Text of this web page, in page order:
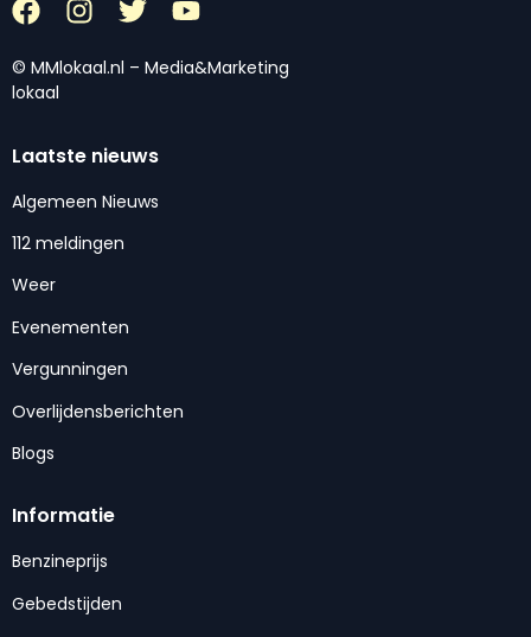
© MMlokaal.nl – Media&Marketing
lokaal
Laatste nieuws
Algemeen Nieuws
112 meldingen
Weer
Evenementen
Vergunningen
Overlijdensberichten
Blogs
Informatie
Benzineprijs
Gebedstijden